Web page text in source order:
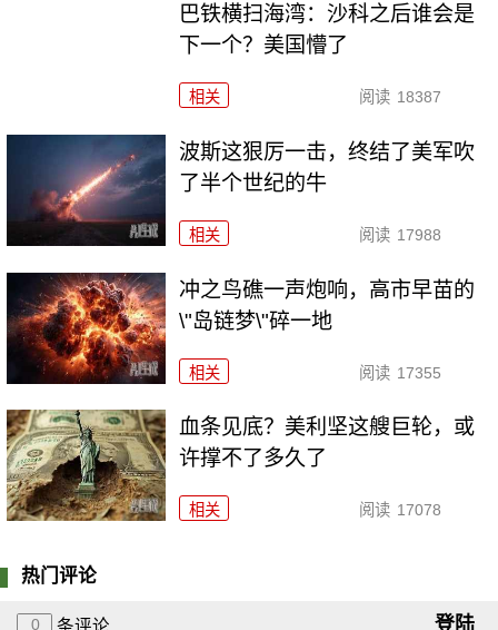
巴铁横扫海湾：沙科之后谁会是
下一个？美国懵了
相关 阅读 18387
波斯这狠厉一击，终结了美军吹
了半个世纪的牛
相关 阅读 17988
冲之鸟礁一声炮响，高市早苗的
\"岛链梦\"碎一地
相关 阅读 17355
血条见底？美利坚这艘巨轮，或
许撑不了多久了
相关 阅读 17078
热门评论
0 条评论 登陆